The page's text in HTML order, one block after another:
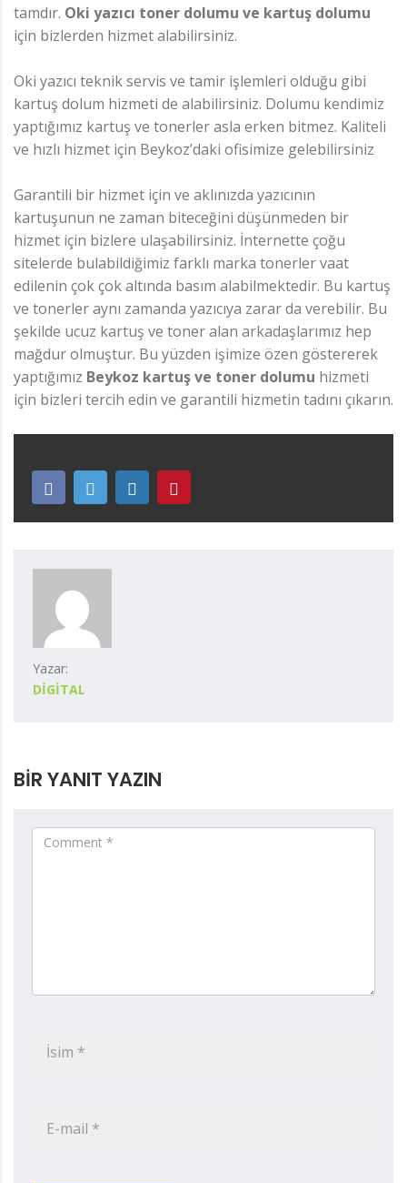
tamdır. Oki yazıcı toner dolumu ve kartuş dolumu
için bizlerden hizmet alabilirsiniz.
Oki yazıcı teknik servis ve tamir işlemleri olduğu gibi
kartuş dolum hizmeti de alabilirsiniz. Dolumu kendimiz
yaptığımız kartuş ve tonerler asla erken bitmez. Kaliteli
ve hızlı hizmet için Beykoz’daki ofisimize gelebilirsiniz
Garantili bir hizmet için ve aklınızda yazıcının
kartuşunun ne zaman biteceğini düşünmeden bir
hizmet için bizlere ulaşabilirsiniz. İnternette çoğu
sitelerde bulabildiğimiz farklı marka tonerler vaat
edilenin çok çok altında basım alabilmektedir. Bu kartuş
ve tonerler aynı zamanda yazıcıya zarar da verebilir. Bu
şekilde ucuz kartuş ve toner alan arkadaşlarımız hep
mağdur olmuştur. Bu yüzden işimize özen göstererek
yaptığımız Beykoz kartuş ve toner dolumu hizmeti
için bizleri tercih edin ve garantili hizmetin tadını çıkarın.
Yazar:
DIGITAL
BIR YANIT YAZIN